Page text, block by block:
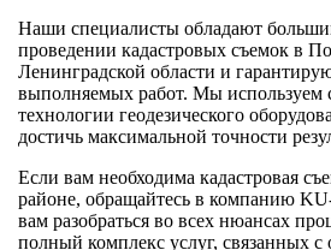
Наши специалисты обладают
проведении кадастровых съемок в
Ленинградской области и
выполняемых работ. Мы используем
технологии геодезического
достичь максимальной точности
Если вам необходима кадастровая
районе, обращайтесь в компанию
вам разобраться во всех нюансах
полный комплекс услуг, связанных